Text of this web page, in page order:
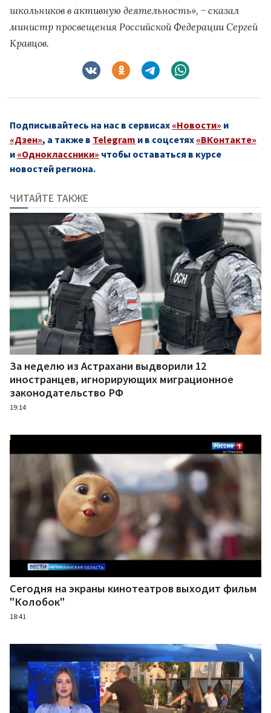
школьников в активную деятельность», − сказал
министр просвещения Российской Федерации Сергей
Кравцов.
Подписывайтесь на нас в сервисах «Новости» и
«Дзен», а также в Telegram и в соцсетях «ВКонтакте»
и «Одноклассники» чтобы оставаться в курсе
новостей региона.
ЧИТАЙТЕ ТАКЖЕ
За неделю из Астрахани выдворили 12
иностранцев, игнорирующих миграционное
законодательство РФ
19:14
Сегодня на экраны кинотеатров выходит фильм
"Колобок"
18:41